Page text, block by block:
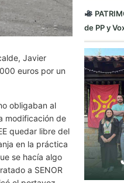
Javier
euros por un
obligaban al
modificación de
quedar libre del
en la práctica
se hacía algo
a SENOR
de PP y